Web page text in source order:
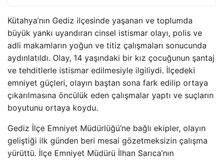
Kütahya’nın Gediz ilçesinde yaşanan ve toplumda
büyük yankı uyandıran cinsel istismar olayı, polis ve
adli makamların yoğun ve titiz çalışmaları sonucunda
aydınlatıldı. Olay, 14 yaşındaki bir kız çocuğunun şantaj
ve tehditlerle istismar edilmesiyle ilgiliydi. İlçedeki
emniyet güçleri, olayın baştan sona fark edilip ortaya
çıkarılmasına öncülük eden çalışmalar yaptı ve suçların
boyutunu ortaya koydu.
Gediz İlçe Emniyet Müdürlüğü’ne bağlı ekipler, olayın
geliştiği ilk günden beri mesai gözetmeksizin çalışma
yürüttü. İlçe Emniyet Müdürü İlhan Sarıca’nın